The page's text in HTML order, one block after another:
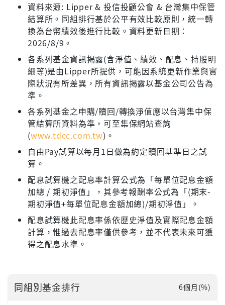
資料來源: Lipper & 投信投顧公會 & 台灣集中保管
結算所。同組排行基於公平有效比較原則，統一轉
換為台幣績效後進行比較。資料更新日期：
2026/8/9。
各系列基金資訊揭露(含淨值、績效、配息、持股明
細等)是由Lipper所提供，可能因系統更新作業與實
際狀況有所差異，所有資訊揭露以基金公司公告為
準。
各系列基金之申購/贖回/轉換淨值應以台灣集中保
管結算所資料為準，可至集保網站查詢
(www.tdcc.com.tw)。
自由Pay試算以每月1日做為約定贖回基準日之試
算。
配息試算機之配息率計算公式為「每單位配息金額
加總 / 期初淨值」，其參考報酬率公式為「(期末-
期初淨值+每單位配息金額加總)/期初淨值」。
配息試算機此配息率係依歷史淨值及實際配息金額
計算，惟過去配息率僅供參考，並不代表未來可獲
得之配息水準。
同組別基金排行 6個月(%)